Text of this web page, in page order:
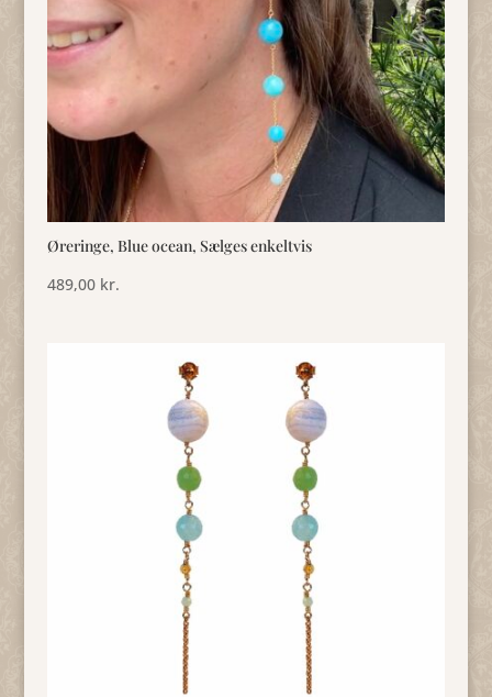
Øreringe, Blue ocean, Sælges enkeltvis
489,00 kr.